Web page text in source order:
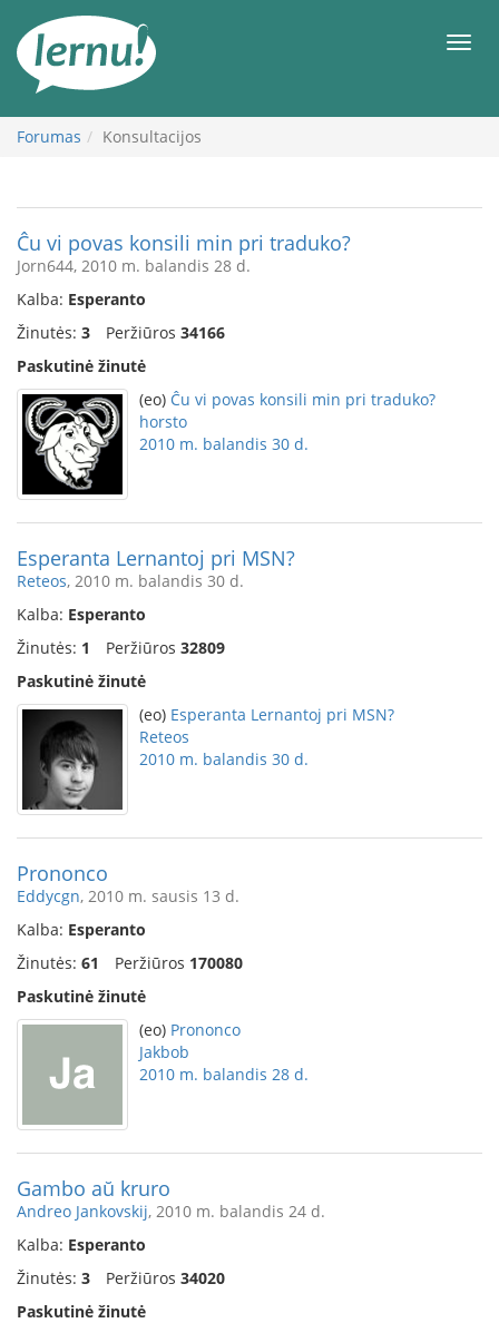
turinį
Forumas Konsultacijos
Ĉu vi povas konsili min pri traduko?
Jorn644, 2010 m. balandis 28 d.
Kalba: Esperanto
Žinutės: 3 Peržiūros 34166
Paskutinė žinutė
(eo) Ĉu vi povas konsili min pri traduko?
horsto
2010 m. balandis 30 d.
Esperanta Lernantoj pri MSN?
Reteos, 2010 m. balandis 30 d.
Kalba: Esperanto
Žinutės: 1 Peržiūros 32809
Paskutinė žinutė
(eo) Esperanta Lernantoj pri MSN?
Reteos
2010 m. balandis 30 d.
Prononco
Eddycgn, 2010 m. sausis 13 d.
Kalba: Esperanto
Žinutės: 61 Peržiūros 170080
Paskutinė žinutė
(eo) Prononco
Jakbob
2010 m. balandis 28 d.
Gambo aŭ kruro
Andreo Jankovskij, 2010 m. balandis 24 d.
Kalba: Esperanto
Žinutės: 3 Peržiūros 34020
Paskutinė žinutė